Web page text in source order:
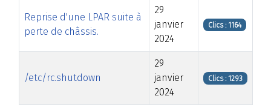
Reprise d'une LPAR suite à
perte de châssis.
29
janvier
2024
Clics : 1164
/etc/rc.shutdown
29
janvier
2024
Clics : 1293